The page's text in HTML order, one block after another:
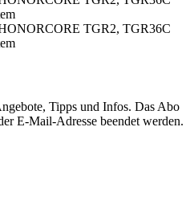
Tipps und Infos. Das Abo
E-Mail-Adresse beendet werden.